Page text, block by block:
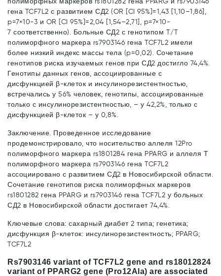
гена TCF7L2 с развитием СД2 (OR [CI 95%]=1,43 [1,10–1,86],
p=7×10-3 и OR [CI 95%]=2,04 [1,54–2,71], p=7×10-
7 соответственно). Больные СД2 с генотипом T/T
полиморфного маркера rs7903146 гена TCF7L2 имели
более низкий индекс массы тела (p=0,02). Сочетание
генотипов риска изучаемых генов при СД2 достигло 74,4%.
Генотипы данных генов, ассоциированные с
дисфункцией β-клеток и инсулинорезистентностью,
встречались у 56% человек, генотипы, ассоциированные
только с инсулинорезистентностью, – у 42,2%, только с
дисфункцией β-клеток – у 0,8%.
Заключение. Проведенное исследование
продемонстрировало, что носительство аллеля 12Pro
полиморфного маркера rs1801284 гена PPARG и аллеля Т
полиморфного маркера rs7903146 гена TCF7L2
ассоциировано с развитием СД2 в Новосибирской области.
Сочетание генотипов риска полиморфных маркеров
rs1801282 гена PPARG и rs7903146 гена TCF7L2 у больных
СД2 в Новосибирской области достигает 74,4%.
Ключевые слова: сахарный диабет 2 типа; генетика;
дисфункция β-клеток: инсулинорезистентность; PPARG;
TCF7L2
Rs7903146 variant of TCF7L2 gene and rs18012824
variant of PPARG2 gene (Pro12Ala) are associated